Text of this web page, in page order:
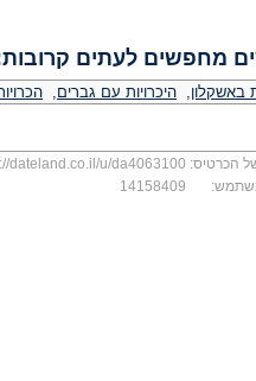
מחפשים לעתים
באשקלון, היכרויות עם גברים,
הכרטיס: dateland.co.il/u/da4063100
14158409